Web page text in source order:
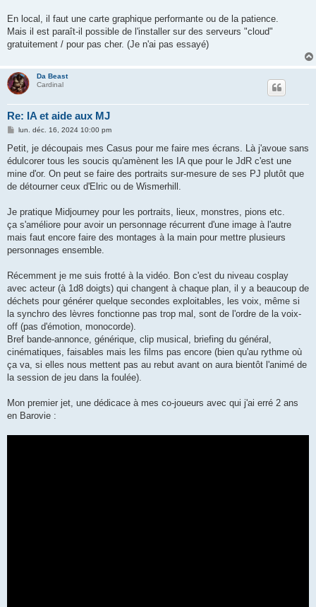
En local, il faut une carte graphique performante ou de la patience.
Mais il est paraît-il possible de l'installer sur des serveurs "cloud"
gratuitement / pour pas cher. (Je n'ai pas essayé)
Da Beast
Cardinal
Re: IA et aide aux MJ
M
s
a
g
lun. déc. 16, 2024 10:00 pm
Petit, je découpais mes Casus pour me faire mes écrans. Là j'avoue sans
édulcorer tous les soucis qu'amènent les IA que pour le JdR c'est une
mine d'or. On peut se faire des portraits sur-mesure de ses PJ plutôt que
de détourner ceux d'Elric ou de Wismerhill.
Je pratique Midjourney pour les portraits, lieux, monstres, pions etc.
ça s'améliore pour avoir un personnage récurrent d'une image à l'autre
mais faut encore faire des montages à la main pour mettre plusieurs
personnages ensemble.
Récemment je me suis frotté à la vidéo. Bon c'est du niveau cosplay
avec acteur (à 1d8 doigts) qui changent à chaque plan, il y a beaucoup de
déchets pour générer quelque secondes exploitables, les voix, même si
la synchro des lèvres fonctionne pas trop mal, sont de l'ordre de la voix-
off (pas d'émotion, monocorde).
Bref bande-annonce, générique, clip musical, briefing du général,
cinématiques, faisables mais les films pas encore (bien qu'au rythme où
ça va, si elles nous mettent pas au rebut avant on aura bientôt l'animé de
la session de jeu dans la foulée).
Mon premier jet, une dédicace à mes co-joueurs avec qui j'ai erré 2 ans
en Barovie :